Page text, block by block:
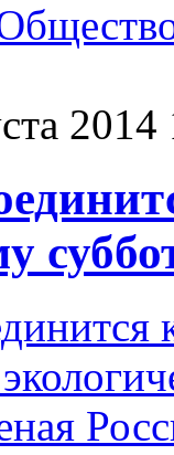
2014